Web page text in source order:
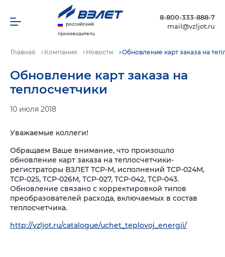
российский
производитель
8-800-333-888-7
mail@vzljot.ru
Главная Компания Новости Обновление карт заказа на
Обновление карт заказа на
теплосчетчики
10 июля 2018
Уважаемые коллеги!
Обращаем Ваше внимание, что произошло
обновление карт заказа на теплосчетчики-
регистраторы ВЗЛЕТ ТСР-М, исполнений ТСР-024М,
ТСР-025, ТСР-026М, ТСР-027, ТСР-042, ТСР-043.
Обновление связано с корректировкой типов
преобразователей расхода, включаемых в состав
теплосчетчика.
http://vzljot.ru/catalogue/uchet_teplovoj_energii/